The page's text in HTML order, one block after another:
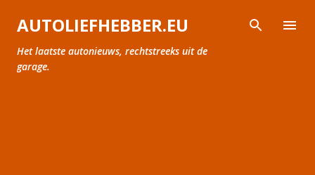
Doorgaan naar hoofdcontent
AUTOLIEFHEBBER.EU
Het laatste autonieuws, rechtstreeks uit de
garage.